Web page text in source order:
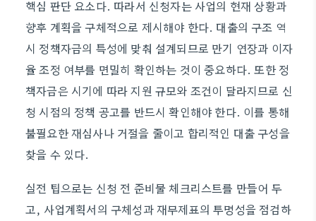
핵심 판단 요소다. 따라서 신청자는 사업의 현재 상황과
향후 계획을 구체적으로 제시해야 한다. 대출의 구조 역
시 정책자금의 특성에 맞춰 설계되므로 만기 연장과 이자
율 조정 여부를 면밀히 확인하는 것이 중요하다. 또한 정
책자금은 시기에 따라 지원 규모와 조건이 달라지므로 신
청 시점의 정책 공고를 반드시 확인해야 한다. 이를 통해
불필요한 재심사나 거절을 줄이고 합리적인 대출 구성을
찾을 수 있다.
실전 팁으로는 신청 전 준비물 체크리스트를 만들어 두
고, 사업계획서의 구체성과 재무제표의 투명성을 점검하